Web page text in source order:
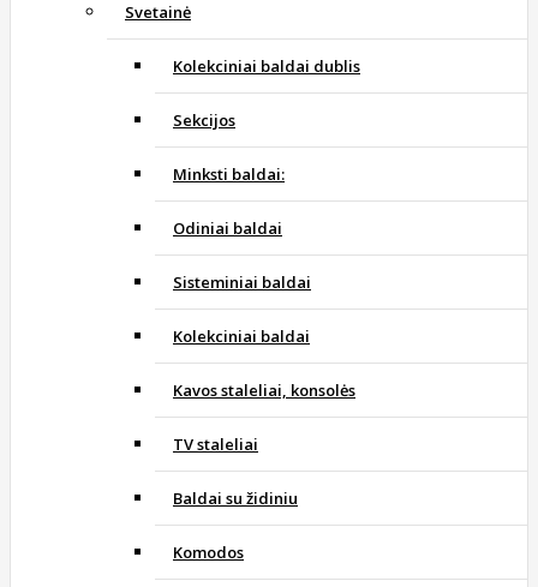
Svetainė
Kolekciniai baldai dublis
Sekcijos
Minksti baldai:
Odiniai baldai
Sisteminiai baldai
Kolekciniai baldai
Kavos staleliai, konsolės
TV staleliai
Baldai su židiniu
Komodos